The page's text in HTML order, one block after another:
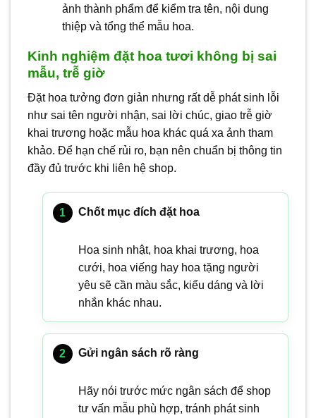
ảnh thành phẩm để kiểm tra tên, nội dung
thiệp và tổng thể mẫu hoa.
Kinh nghiệm đặt hoa tươi không bị sai
mẫu, trễ giờ
Đặt hoa tưởng đơn giản nhưng rất dễ phát sinh lỗi
như sai tên người nhận, sai lời chúc, giao trễ giờ
khai trương hoặc mẫu hoa khác quá xa ảnh tham
khảo. Để hạn chế rủi ro, bạn nên chuẩn bị thông tin
đầy đủ trước khi liên hệ shop.
Chốt mục đích đặt hoa
Hoa sinh nhật, hoa khai trương, hoa
cưới, hoa viếng hay hoa tặng người
yêu sẽ cần màu sắc, kiểu dáng và lời
nhắn khác nhau.
Gửi ngân sách rõ ràng
Hãy nói trước mức ngân sách để shop
tư vấn mẫu phù hợp, tránh phát sinh